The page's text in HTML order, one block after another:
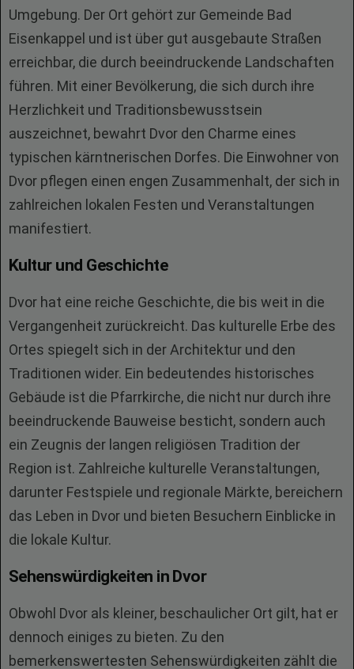
Umgebung. Der Ort gehört zur Gemeinde Bad
Eisenkappel und ist über gut ausgebaute Straßen
erreichbar, die durch beeindruckende Landschaften
führen. Mit einer Bevölkerung, die sich durch ihre
Herzlichkeit und Traditionsbewusstsein
auszeichnet, bewahrt Dvor den Charme eines
typischen kärntnerischen Dorfes. Die Einwohner von
Dvor pflegen einen engen Zusammenhalt, der sich in
zahlreichen lokalen Festen und Veranstaltungen
manifestiert.
Kultur und Geschichte
Dvor hat eine reiche Geschichte, die bis weit in die
Vergangenheit zurückreicht. Das kulturelle Erbe des
Ortes spiegelt sich in der Architektur und den
Traditionen wider. Ein bedeutendes historisches
Gebäude ist die Pfarrkirche, die nicht nur durch ihre
beeindruckende Bauweise besticht, sondern auch
ein Zeugnis der langen religiösen Tradition der
Region ist. Zahlreiche kulturelle Veranstaltungen,
darunter Festspiele und regionale Märkte, bereichern
das Leben in Dvor und bieten Besuchern Einblicke in
die lokale Kultur.
Sehenswürdigkeiten in Dvor
Obwohl Dvor als kleiner, beschaulicher Ort gilt, hat er
dennoch einiges zu bieten. Zu den
bemerkenswertesten Sehenswürdigkeiten zählt die